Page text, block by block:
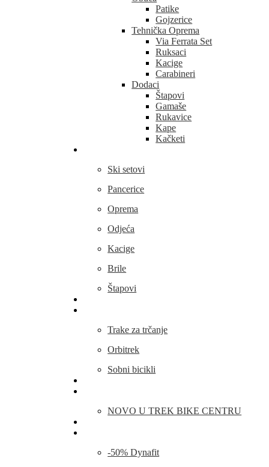
Patike
Gojzerice
Tehnička Oprema
Via Ferrata Set
Ruksaci
Kacige
Carabineri
Dodaci
Štapovi
Gamaše
Rukavice
Kape
Kačketi
Ski setovi
Pancerice
Oprema
Odjeća
Kacige
Brile
Štapovi
Trake za trčanje
Orbitrek
Sobni bicikli
NOVO U TREK BIKE CENTRU
-50% Dynafit